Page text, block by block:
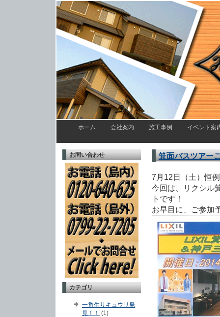
ホーム 会社案内 施工事例 イベント案
箕面バスツアー
7月12日（土）恒
今回は、リクシル
トです！
お早目に、ご参加
お問い合わせ
カテゴリ
一番生りキュウリ発
見！！ (1)